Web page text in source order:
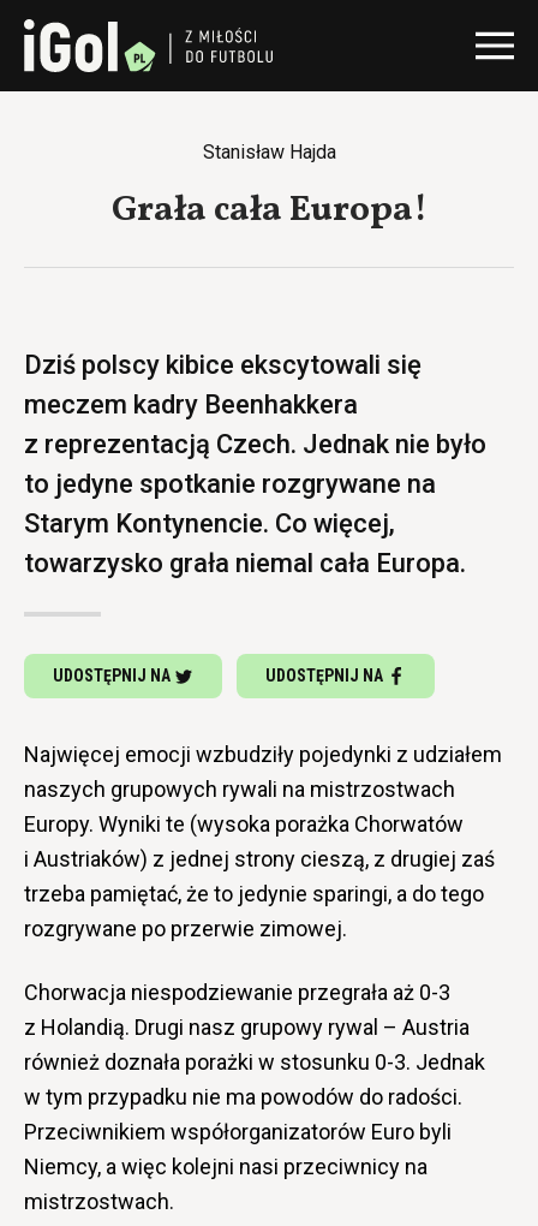
Stanisław Hajda
Grała cała Europa!
Dziś polscy kibice ekscytowali się
meczem kadry Beenhakkera
z reprezentacją Czech. Jednak nie było
to jedyne spotkanie rozgrywane na
Starym Kontynencie. Co więcej,
towarzysko grała niemal cała Europa.
UDOSTĘPNIJ NA UDOSTĘPNIJ NA
Najwięcej emocji wzbudziły pojedynki z udziałem
naszych grupowych rywali na mistrzostwach
Europy. Wyniki te (wysoka porażka Chorwatów
i Austriaków) z jednej strony cieszą, z drugiej zaś
trzeba pamiętać, że to jedynie sparingi, a do tego
rozgrywane po przerwie zimowej.
Chorwacja niespodziewanie przegrała aż 0-3
z Holandią. Drugi nasz grupowy rywal – Austria
również doznała porażki w stosunku 0-3. Jednak
w tym przypadku nie ma powodów do radości.
Przeciwnikiem współorganizatorów Euro byli
Niemcy, a więc kolejni nasi przeciwnicy na
mistrzostwach.